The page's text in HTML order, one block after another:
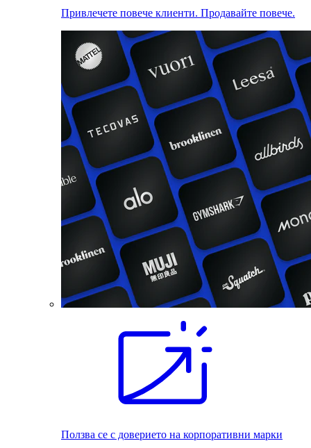
Привлечете повече клиенти. Продавайте повече.
Ползва се с доверието на корпоративни марки